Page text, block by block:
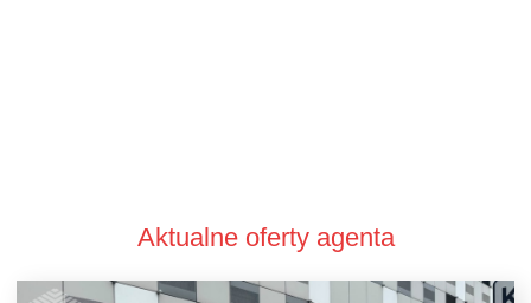
Aktualne oferty agenta